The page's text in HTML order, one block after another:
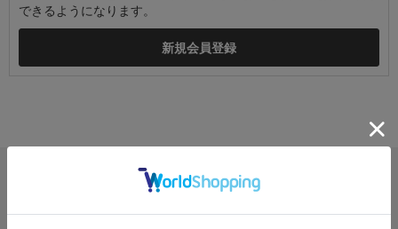
できるようになります。